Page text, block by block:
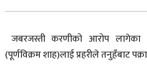
जबरजस्ती करणीको आरोप
(पूर्णविक्रम शाह)लाई प्रहरीले तनुहँबाट